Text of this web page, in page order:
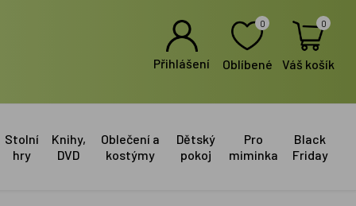
Přihlášení
0
Oblíbené
0
Váš košík
Stolní
hry
Knihy,
DVD
Oblečení a
kostýmy
Dětský
pokoj
Pro
miminka
Black
Friday